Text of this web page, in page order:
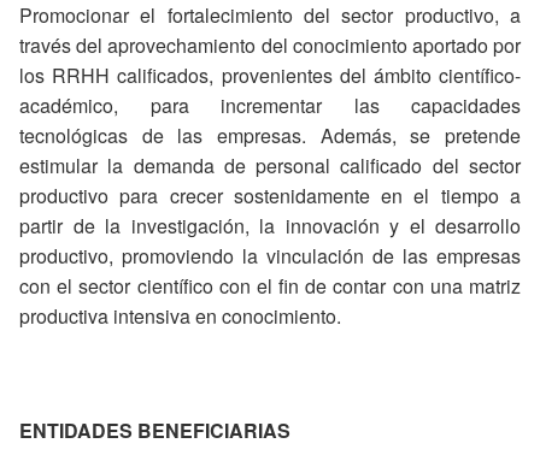
Promocionar el fortalecimiento del sector productivo, a
través del aprovechamiento del conocimiento aportado por
los RRHH calificados, provenientes del ámbito científico-
académico, para incrementar las capacidades
tecnológicas de las empresas. Además, se pretende
estimular la demanda de personal calificado del sector
productivo para crecer sostenidamente en el tiempo a
partir de la investigación, la innovación y el desarrollo
productivo, promoviendo la vinculación de las empresas
con el sector científico con el fin de contar con una matriz
productiva intensiva en conocimiento.
ENTIDADES BENEFICIARIAS